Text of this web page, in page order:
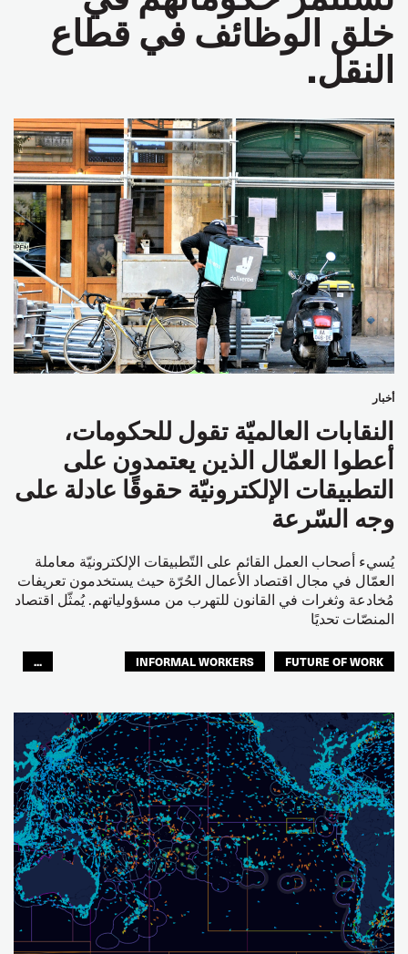
أخبار
النقابات العالميّة تقول للحكومات،
أعطوا العمّال الذين يعتمدون على
التطبيقات الإلكترونيّة حقوقًا عادلة على
وجه السّرعة
يُسيء أصحاب العمل القائم على التّطبيقات الإلكترونيّة معاملة
العمّال في مجال اقتصاد الأعمال الحُرّة حيث يستخدمون تعريفات
مُخادعة وثغرات في القانون للتهرب من مسؤولياتهم. يُمثّل اقتصاد
المنصّات تحديًا
FUTURE OF WORK
INFORMAL WORKERS
GLOBAL
...
خلق الوظائف في قطاع
النقل.